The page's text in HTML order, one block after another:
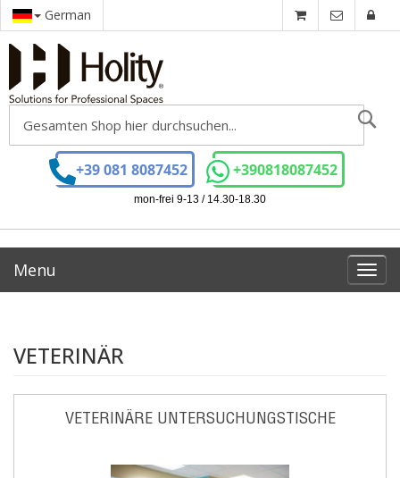
German
+39 081 8087452 +390818087452
mon-frei 9-13 / 14.30-18.30
Menu
VETERINÄR
VETERINÄRE UNTERSUCHUNGSTISCHE